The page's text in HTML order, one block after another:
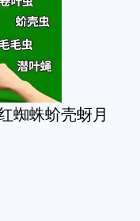
蜘蛛蚧壳蚜月